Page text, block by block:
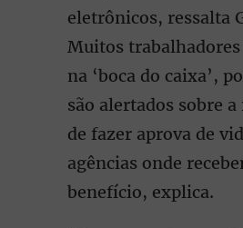
eletrônicos, ressalta
Muitos trabalhadores
na ‘boca do caixa’,
são alertados sobre a
de fazer aprova de
agências onde
benefício, explica.